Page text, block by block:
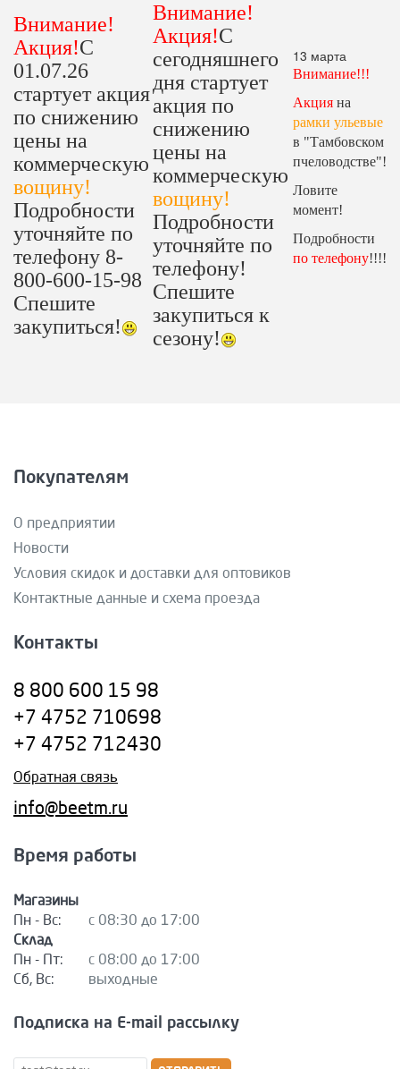
Внимание!
Акция!С
01.07.26
стартует акция
по снижению
цены на
коммерческую
вощину!
Подробности
уточняйте по
телефону 8-
800-600-15-98
Спешите
закупиться!
Внимание!
Акция!С
сегодняшнего
дня стартует
акция по
снижению
цены на
коммерческую
вощину!
Подробности
уточняйте по
телефону!
Спешите
закупиться к
сезону!
13 марта
Внимание!!!
Акция на
рамки ульевые
в "Тамбовском
пчеловодстве"!
Ловите
момент!
Подробности
по телефону!!!!
Покупателям
О предприятии
Новости
Условия скидок и доставки для оптовиков
Контактные данные и схема проезда
Контакты
8 800 600 15 98
+7 4752 710698
+7 4752 712430
Обратная связь
info@beetm.ru
Время работы
Магазины
Пн - Вс:
с 08:30 до 17:00
Склад
Пн - Пт:
с 08:00 до 17:00
Сб, Вс:
выходные
Подписка на E-mail рассылку